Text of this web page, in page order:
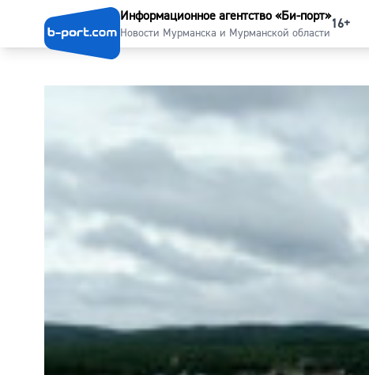
Информационное агентство «Би-порт»
Новости Мурманска и Мурманской области
16+